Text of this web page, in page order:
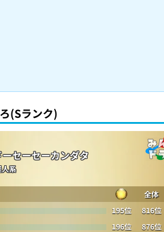
(Sランク)
セーセーカンダタ
人系
全体
195位
816位
196位
876位